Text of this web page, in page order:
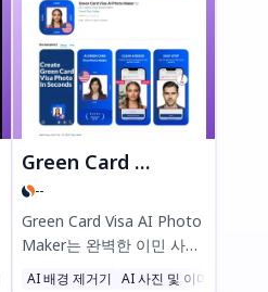
AI 사진 및 이미지 생성기
Green Card Visa AI Photo Maker
--
Green Card Visa AI Photo
Maker는 완벽한 이민 사진
을 만들기 위한 최고의 도구
AI 배경 제거기 AI 사진 및 이미지 생성기